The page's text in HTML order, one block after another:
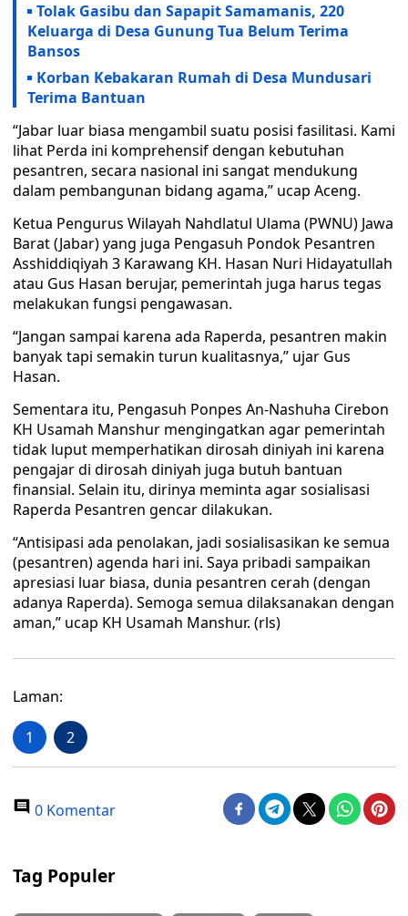
Tolak Gasibu dan Sapapit Samamanis, 220
Keluarga di Desa Gunung Tua Belum Terima
Bansos
Korban Kebakaran Rumah di Desa Mundusari
Terima Bantuan
“Jabar luar biasa mengambil suatu posisi fasilitasi. Kami
lihat Perda ini komprehensif dengan kebutuhan
pesantren, secara nasional ini sangat mendukung
dalam pembangunan bidang agama,” ucap Aceng.
Ketua Pengurus Wilayah Nahdlatul Ulama (PWNU) Jawa
Barat (Jabar) yang juga Pengasuh Pondok Pesantren
Asshiddiqiyah 3 Karawang KH. Hasan Nuri Hidayatullah
atau Gus Hasan berujar, pemerintah juga harus tegas
melakukan fungsi pengawasan.
“Jangan sampai karena ada Raperda, pesantren makin
banyak tapi semakin turun kualitasnya,” ujar Gus
Hasan.
Sementara itu, Pengasuh Ponpes An-Nashuha Cirebon
KH Usamah Manshur mengingatkan agar pemerintah
tidak luput memperhatikan dirosah diniyah ini karena
pengajar di dirosah diniyah juga butuh bantuan
finansial. Selain itu, dirinya meminta agar sosialisasi
Raperda Pesantren gencar dilakukan.
“Antisipasi ada penolakan, jadi sosialisasikan ke semua
(pesantren) agenda hari ini. Saya pribadi sampaikan
apresiasi luar biasa, dunia pesantren cerah (dengan
adanya Raperda). Semoga semua dilaksanakan dengan
aman,” ucap KH Usamah Manshur. (rls)
Laman:
1 2
0 Komentar
Tag Populer